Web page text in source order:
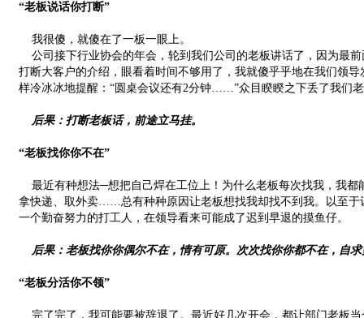
“老板说话你打断”
我很傻，就傻在了一板一眼上。
公司接下行业协会的年会，轮到我们公司的老板讲话了，因为最
打断大客户的介绍，眼看着时间不够用了，我就傻乎乎地在我们领
样冷冰冰地提醒：“圆桌会议还有2分钟……”众目睽睽之下丢了我们
后果：打断老板话，前途立马挂。
“老板找你你不在”
最近有种想法─想把自己焊在工位上！为什么老板每次找我，我都
拿快递、取外卖……总有种种原因让老板想找我却找不到我。以至于
一个勤奋努力的打工人，在领导看来可能成了迟到早退的摸鱼仔。
后果：老板找你你偶尔不在，情有可原。次次找你你都不在，自
“老板分活你不领”
完了完了，我可能要被辞退了。最近好几次开会，都让部门老板